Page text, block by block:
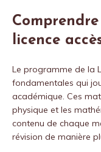
licence
Le programme de la
fondamentales qui
académique. Ces
physique et les
contenu de chaque
révision de manière